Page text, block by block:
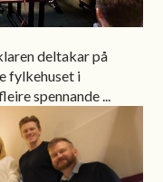
deltakar på
fylkehuset i
spennande ...